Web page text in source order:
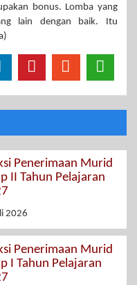
bonus. Lomba yang
lain dengan baik. Itu
Penerimaan Murid
II Tahun Pelajaran
2026
Penerimaan Murid
I Tahun Pelajaran